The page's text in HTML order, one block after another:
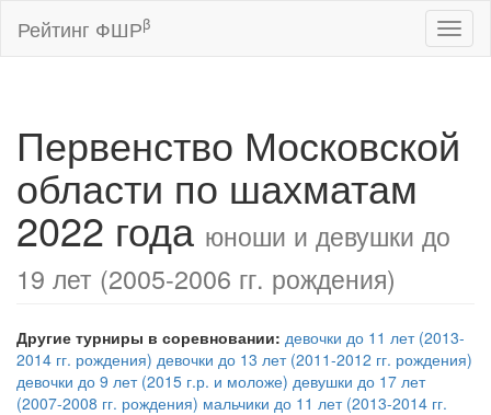
Рейтинг ФШРβ
Первенство Московской
области по шахматам
2022 года юноши и девушки до
19 лет (2005-2006 гг. рождения)
Другие турниры в соревновании: девочки до 11 лет (2013-
2014 гг. рождения) девочки до 13 лет (2011-2012 гг. рождения)
девочки до 9 лет (2015 г.р. и моложе) девушки до 17 лет
(2007-2008 гг. рождения) мальчики до 11 лет (2013-2014 гг.